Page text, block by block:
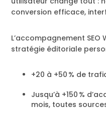
conversion efficace,
L’accompagnement
stratégie éditoriale
+20 à +50 % de
Jusqu’à +150 %
mois, toutes